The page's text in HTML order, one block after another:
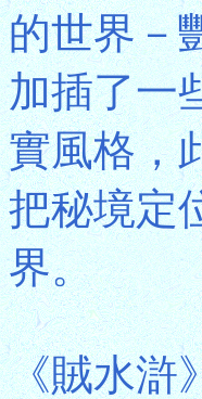
的世界－
加插了一
實風格，
把秘境定
界。
《賊水滸